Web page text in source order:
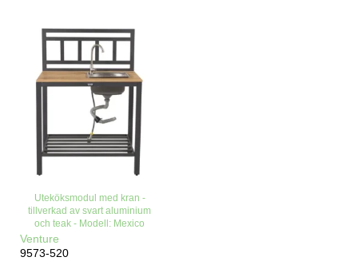
Uteköksmodul med kran -
tillverkad av svart aluminium
och teak - Modell: Mexico
Venture
9573-520